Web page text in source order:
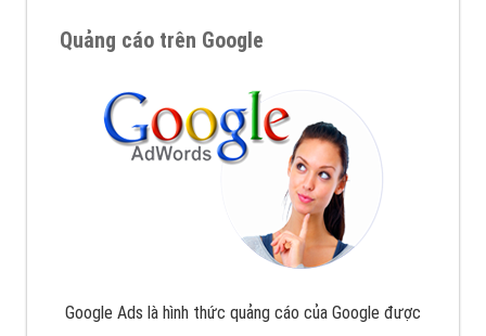
Quảng cáo trên Google
Google Ads là hình thức quảng cáo của Google được